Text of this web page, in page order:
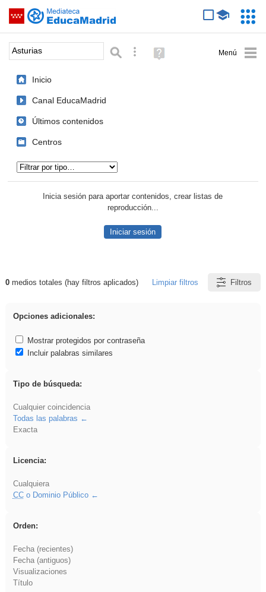
Saltar navegación
Palabra o frase: Búsqueda avanzada
Ayuda
(en
Inicio
Canal EducaMadrid
Últimos contenidos
Centros
Inicia sesión para aportar contenidos, crear listas de
reproducción...
Iniciar sesión
Resultados de: Asturias
0medios totales (hay filtros aplicados) Limpiar filtros Filtros
Opciones adicionales:
Mostrar protegidos por contraseña
Incluir palabras similares
Tipo de búsqueda:
Cualquier coincidencia
Todas las palabras
Exacta
Licencia:
Cualquiera
CCo Dominio Público
Orden:
Fecha (recientes)
Fecha (antiguos)
Visualizaciones
Título